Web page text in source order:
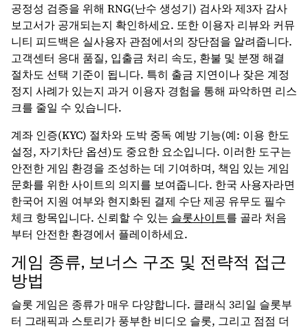
공정성 검증을 위해 RNG(난수 생성기) 검사와 제3자 감사
보고서가 공개되는지 확인하세요. 또한 이용자 리뷰와 커뮤
니티 피드백은 실사용자 관점에서의 장단점을 알려줍니다.
고객센터 응대 품질, 입출금 처리 속도, 환불 및 분쟁 해결
절차도 선택 기준이 됩니다. 특히 출금 지연이나 잦은 계정
정지 사례가 있는지 과거 이용자 경험을 통해 파악하면 리스
크를 줄일 수 있습니다.
계좌 인증(KYC) 절차와 도박 중독 예방 기능(예: 이용 한도
설정, 자기차단 옵션)도 중요한 요소입니다. 이러한 도구는
안전한 게임 환경을 조성하는 데 기여하며, 책임 있는 게임
문화를 위한 사이트의 의지를 보여줍니다. 한국 사용자라면
한국어 지원 여부와 현지화된 결제 수단 제공 유무도 필수
체크 항목입니다. 신뢰할 수 있는 슬롯사이트를 골라 처음
부터 안전한 환경에서 플레이하세요.
게임 종류, 보너스 구조 및 전략적 접근
방법
슬롯 게임은 종류가 매우 다양합니다. 클래식 3리일 슬롯부
터 그래픽과 스토리가 풍부한 비디오 슬롯, 그리고 점점 더